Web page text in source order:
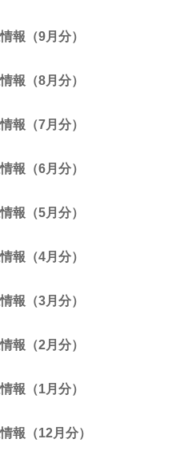
報（9月分）
報（8月分）
報（7月分）
報（6月分）
報（5月分）
報（4月分）
報（3月分）
報（2月分）
報（1月分）
報（12月分）